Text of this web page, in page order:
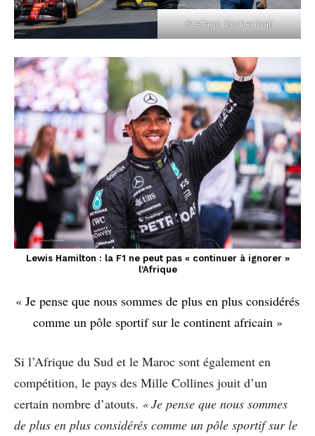
Stefano Domenicali
Lewis Hamilton : la F1 ne peut pas « continuer à ignorer »
l’Afrique
« Je pense que nous sommes de plus en plus considérés
comme un pôle sportif sur le continent africain »
Si l’Afrique du Sud et le Maroc sont également en
compétition, le pays des Mille Collines jouit d’un
certain nombre d’atouts. « Je pense que nous sommes
de plus en plus considérés comme un pôle sportif sur le